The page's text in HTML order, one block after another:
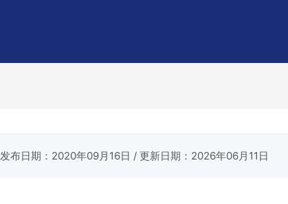
发布日期：2020年09月16日 / 更新日期：2026年06月11日